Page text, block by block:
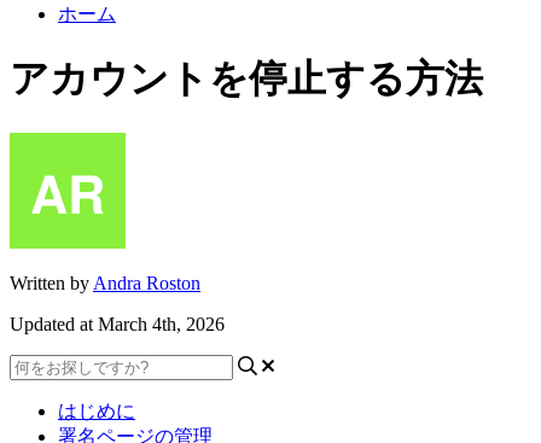
ホーム
アカウントを停止する方法
Written by Andra Roston
Updated at March 4th, 2026
はじめに
署名ページの管理